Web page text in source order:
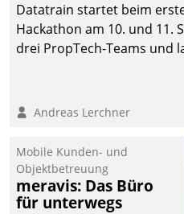
Datatrain startet beim
Hackathon am 10. und 11.
drei PropTech-Teams und
Andreas Lerchner
Mobile Kunden- und
Objektbetreuung
meravis: Das Büro
für unterwegs